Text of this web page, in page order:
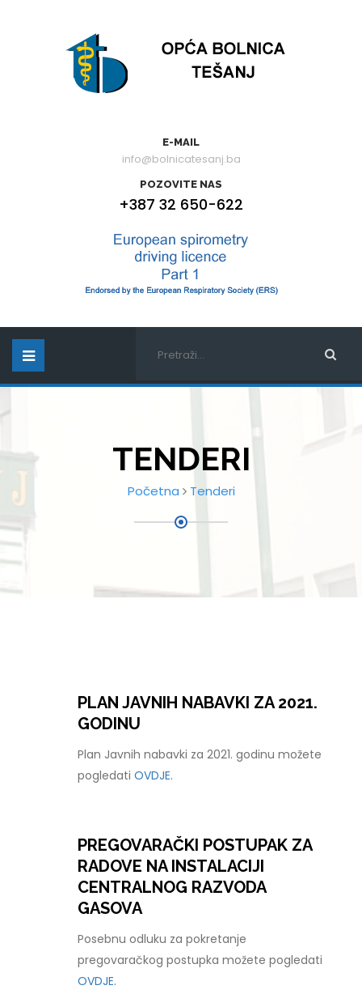
E-MAIL
info@bolnicatesanj.ba
POZOVITE NAS
+387 32 650-622
TENDERI
Početna Tenderi
PLAN JAVNIH NABAVKI ZA 2021.
GODINU
Plan Javnih nabavki za 2021. godinu možete
pogledatiOVDJE.
PREGOVARAČKI POSTUPAK ZA
RADOVE NA INSTALACIJI
CENTRALNOG RAZVODA
GASOVA
Posebnu odluku za pokretanje
pregovaračkog postupka možete pogledati
OVDJE.